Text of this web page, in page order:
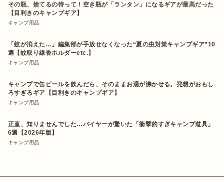
その瓶、捨てるの待って！空き瓶が「ランタン」になるギアが最高だった
【目利きのキャンプギア】
キャンプ用品
「蚊が消えた…」編集部が手放せなくなった“夏の虫対策キャンプギア”10
選【蚊取り線香ホルダーetc.】
キャンプ用品
キャンプで缶ビールを飲んだら、そのままお湯が沸かせる。発想がおもし
ろすぎるギア【目利きのキャンプギア】
キャンプ用品
正直、知りませんでした…バイヤーが驚いた「衝撃的すぎキャンプ道具」
6選【2026年版】
キャンプ用品